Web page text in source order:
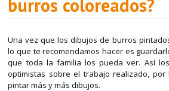
burros coloreados?
Una vez que los dibujos de burros
lo que te recomendamos hacer es
que toda la familia los pueda ver. Así
optimistas sobre el trabajo realizado,
pintar más y más dibujos.